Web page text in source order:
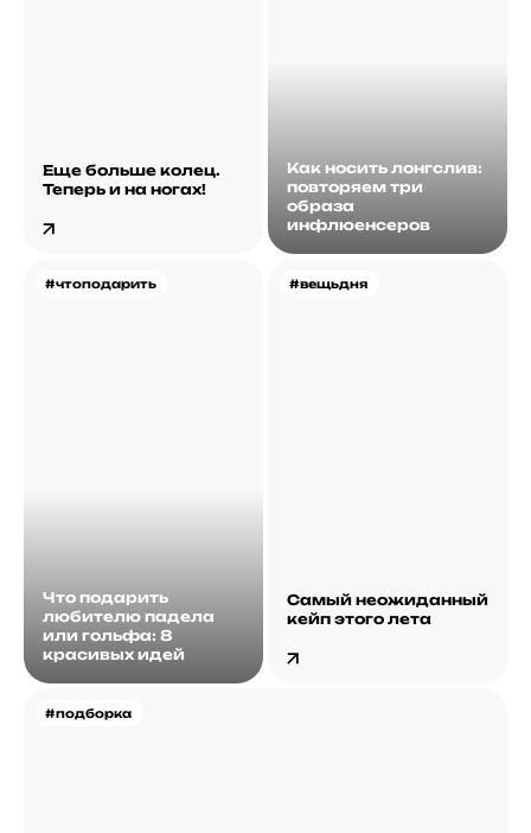
Еще больше колец.
Теперь и на ногах!
Как носить лонгслив:
повторяем три
образа
инфлюенсеров
#чтоподарить
Что подарить
любителю падела
или гольфа: 8
красивых идей
#подборка
#вещьдня
Самый неожиданный
кейп этого лета